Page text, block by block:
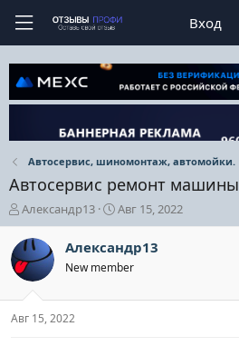
Вход
Автосервис, шиномонтаж, автомойки.
Автосервис ремонт машины
А
в
т
о
р
е
м
Александр13
Д
а
а
н
ч
Авг 15, 2022
Александр13
New member
Авг 15, 2022